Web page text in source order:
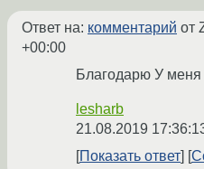
Ответ на: комментарий от
+00:00
Благодарю У меня
lesharb
21.08.2019
Показать ответ